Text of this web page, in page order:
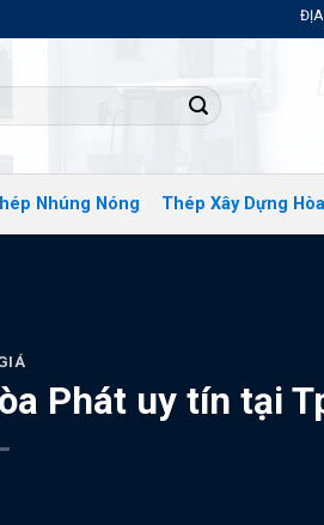
ĐỊA CHỈ
Nhúng Nóng Thép Xây Dựng
Phát uy tín tại